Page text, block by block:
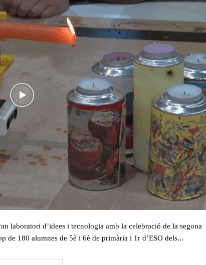
laboratori d’idees i tecnologia amb la celebració de la segona
de 180 alumnes de 5è i 6è de primària i 1r d’ESO dels...